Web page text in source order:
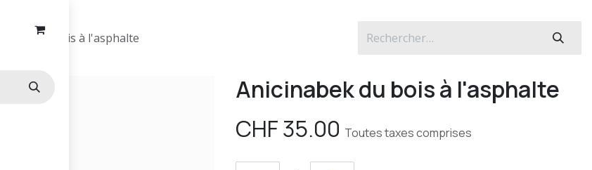
du bois à l'asphalte
Anicinabek du bois à l'asphalte
CHF35.00 Toutes taxes comprises